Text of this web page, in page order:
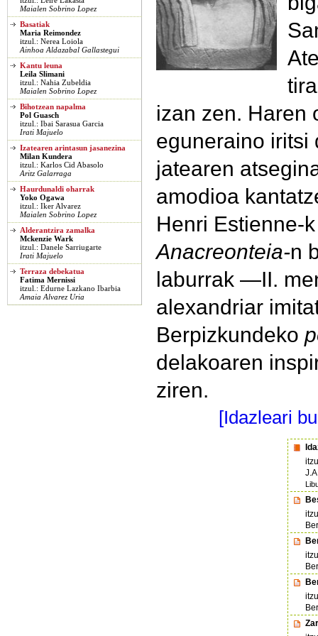
izan zen. Haren
eguneraino iritsi
jatearen
amodioa
Henri Estienne-
Anacreonteia-n
laburrak —II.
alexandriar
Berpizkundeko
delakoaren
ziren.
[Idazleari
Maialen Sobrino Lopez
Basatiak
Maria Reimondez
itzul.: Nerea Loiola
Ainhoa Aldazabal Gallastegui
Kantu leuna
Leila Slimani
itzul.: Nahia Zubeldia
Maialen Sobrino Lopez
Bihotzean napalma
Pol Guasch
itzul.: Ibai Sarasua Garcia
Irati Majuelo
Izatearen arintasun jasanezina
Milan Kundera
itzul.: Karlos Cid Abasolo
Aritz Galarraga
Haurdunaldi oharrak
Yoko Ogawa
itzul.: Iker Alvarez
Maialen Sobrino Lopez
Alderantzira zamalka
Mckenzie Wark
itzul.: Danele Sarriugarte
Irati Majuelo
Terraza debekatua
Fatima Mernissi
itzul.: Edurne Lazkano Ibarbia
Amaia Alvarez Uria